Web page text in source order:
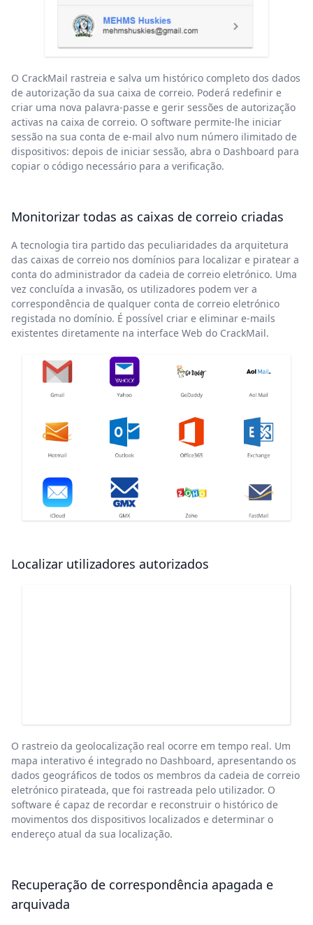
O CrackMail rastreia e salva um histórico completo dos dados
de autorização da sua caixa de correio. Poderá redefinir e
criar uma nova palavra-passe e gerir sessões de autorização
activas na caixa de correio. O software permite-lhe iniciar
sessão na sua conta de e-mail alvo num número ilimitado de
dispositivos: depois de iniciar sessão, abra o Dashboard para
copiar o código necessário para a verificação.
Monitorizar todas as caixas de correio criadas
A tecnologia tira partido das peculiaridades da arquitetura
das caixas de correio nos domínios para localizar e piratear a
conta do administrador da cadeia de correio eletrónico. Uma
vez concluída a invasão, os utilizadores podem ver a
correspondência de qualquer conta de correio eletrónico
registada no domínio. É possível criar e eliminar e-mails
existentes diretamente na interface Web do CrackMail.
Localizar utilizadores autorizados
O rastreio da geolocalização real ocorre em tempo real. Um
mapa interativo é integrado no Dashboard, apresentando os
dados geográficos de todos os membros da cadeia de correio
eletrónico pirateada, que foi rastreada pelo utilizador. O
software é capaz de recordar e reconstruir o histórico de
movimentos dos dispositivos localizados e determinar o
endereço atual da sua localização.
Recuperação de correspondência apagada e
arquivada